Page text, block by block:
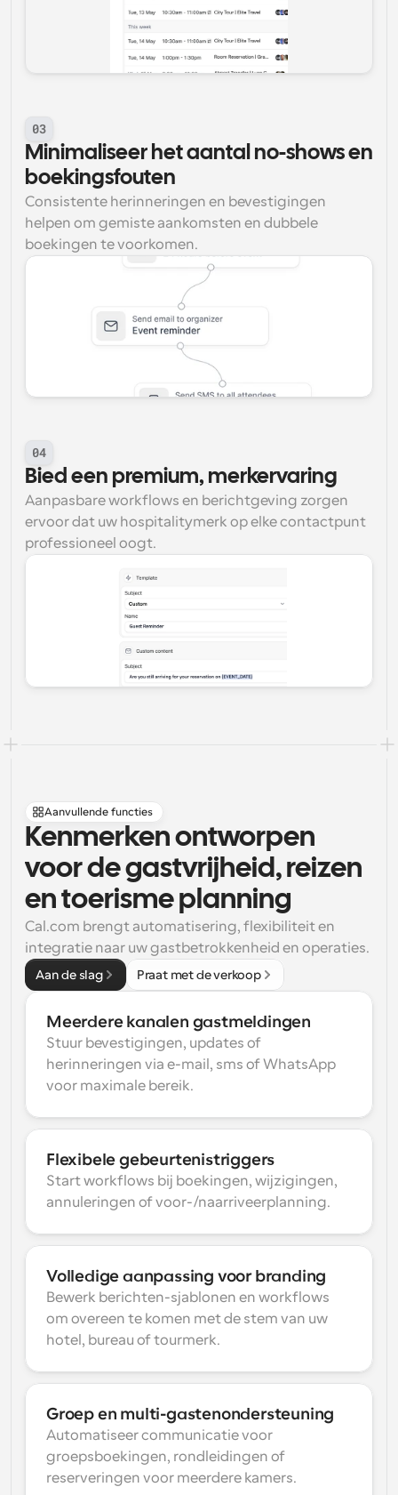
03
Minimaliseer het aantal no-shows en
boekingsfouten
Consistente herinneringen en bevestigingen
helpen om gemiste aankomsten en dubbele
boekingen te voorkomen.
04
Bied een premium, merkervaring
Aanpasbare workflows en berichtgeving zorgen
ervoor dat uw hospitalitymerk op elke contactpunt
professioneel oogt.
Aanvullende functies
Kenmerken ontworpen
voor de gastvrijheid, reizen
en toerisme planning
Cal.com brengt automatisering, flexibiliteit en
integratie naar uw gastbetrokkenheid en operaties.
Aan de slag Praat met de verkoop
Meerdere kanalen gastmeldingen
Stuur bevestigingen, updates of
herinneringen via e-mail, sms of WhatsApp
voor maximale bereik.
Flexibele gebeurtenistriggers
Start workflows bij boekingen, wijzigingen,
annuleringen of voor-/naarriveerplanning.
Volledige aanpassing voor branding
Bewerk berichten-sjablonen en workflows
om overeen te komen met de stem van uw
hotel, bureau of tourmerk.
Groep en multi-gastenondersteuning
Automatiseer communicatie voor
groepsboekingen, rondleidingen of
reserveringen voor meerdere kamers.